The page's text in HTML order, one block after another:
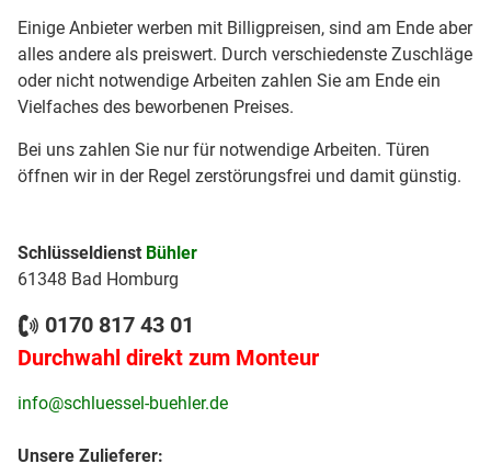
Einige Anbieter werben mit Billigpreisen, sind am Ende aber
alles andere als preiswert. Durch verschiedenste Zuschläge
oder nicht notwendige Arbeiten zahlen Sie am Ende ein
Vielfaches des beworbenen Preises.
Bei uns zahlen Sie nur für notwendige Arbeiten. Türen
öffnen wir in der Regel zerstörungsfrei und damit günstig.
Schlüsseldienst Bühler
61348 Bad Homburg
0170 817 43 01
Durchwahl direkt zum Monteur
info@schluessel-buehler.de
Unsere Zulieferer: